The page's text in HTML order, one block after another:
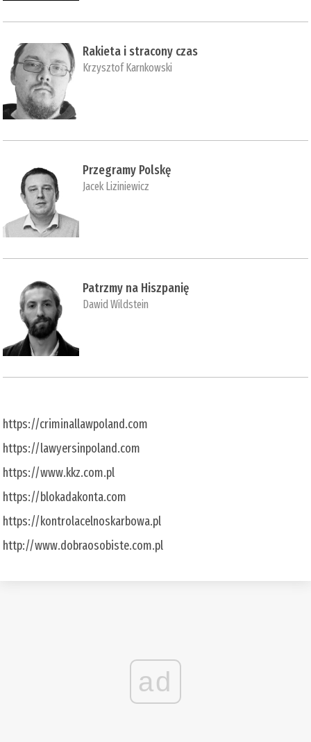
Rakieta i stracony czas
Krzysztof Karnkowski
Przegramy Polskę
Jacek Liziniewicz
Patrzmy na Hiszpanię
Dawid Wildstein
https://criminallawpoland.com
https://lawyersinpoland.com
https://www.kkz.com.pl
https://blokadakonta.com
https://kontrolacelnoskarbowa.pl
http://www.dobraosobiste.com.pl
ad